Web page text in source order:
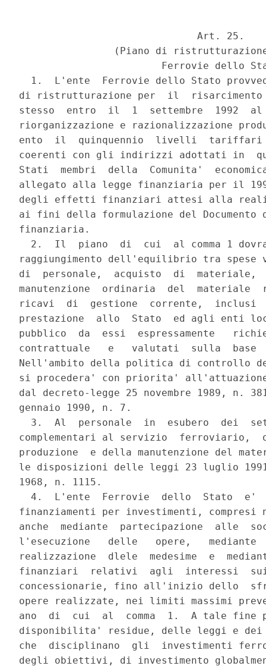
                              Art. 25.
(Piano di
Ferrovie dello
1.  L'ente  Ferrovie dello Stato
di ristrutturazione per  il
stesso  entro  il  1  settembre  1992
riorganizzazione e razionalizzazione
ento  il  quinquennio  livelli  tariffari
coerenti con gli indirizzi adottati in
Stati  membri  della  Comunita'
allegato alla legge finanziaria per il
degli effetti finanziari attesi alla
ai fini della formulazione del Documento di
finanziaria.
2.  Il  piano  di  cui  al comma 1
raggiungimento dell'equilibrio tra
di  personale,  acquisto  di  materiale,
manutenzione  ordinaria  del
ricavi  di  gestione  corrente,
prestazione  allo  Stato  ed agli enti
pubblico  da  essi  espressamente
contrattuale   e   valutati  sulla  base
Nell'ambito della politica di controllo
si procedera' con priorita'
dal decreto-legge 25 novembre 1989, n.
gennaio 1990, n. 7.
3.  Al  personale  in  esubero  dei
complementari al servizio  ferroviario,
produzione  e della manutenzione del
le disposizioni delle leggi 23 luglio
1968, n. 1115.
4.  L'ente  Ferrovie  dello  Stato  e'
finanziamenti per investimenti, compresi
anche  mediante  partecipazione  alle
l'esecuzione   delle   opere,
realizzazione  dlele  medesime  e
finanziari  relativi  agli  interessi
concessionarie, fino all'inizio dello
opere realizzate, nei limiti massimi
ano  di  cui  al  comma  1.  A tale fine
disponibilita' residue, delle leggi e
che  disciplinano  gli  investimenti
degli obiettivi, di investimento